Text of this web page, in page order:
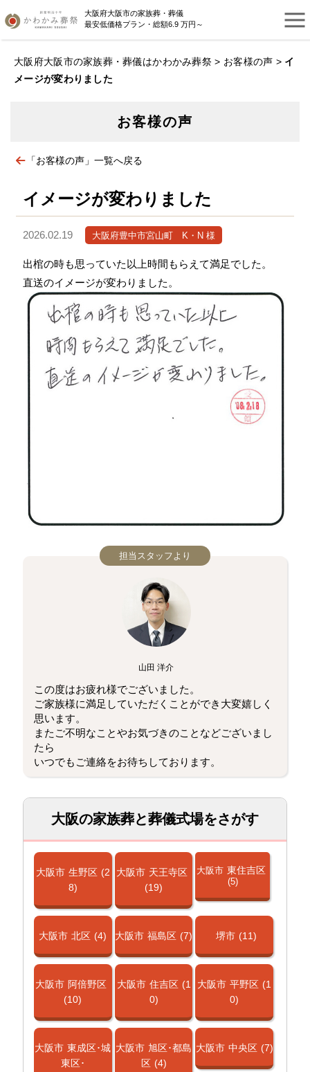
大阪府大阪市の家族葬・葬儀
最安低価格プラン・総額6.9 万円～
大阪府大阪市の家族葬・葬儀はかわかみ葬祭 > お客様の声 > イ
メージが変わりました
お客様の声
「お客様の声」一覧へ戻る
イメージが変わりました
2026.02.19 大阪府豊中市宮山町 K・N 様
出棺の時も思っていた以上時間もらえて満足でした。
直送のイメージが変わりました。
担当スタッフより
山田 洋介
この度はお疲れ様でございました。
ご家族様に満足していただくことができ大変嬉しく
思います。
またご不明なことやお気づきのことなどございまし
たら
いつでもご連絡をお待ちしております。
大阪の家族葬と葬儀式場をさがす
大阪市 生野区 (2
8)
大阪市 天王寺区
(19)
大阪市 東住吉区
(5)
大阪市 北区 (4) 大阪市 福島区 (7) 堺市 (11)
大阪市 阿倍野区
(10)
大阪市 住吉区 (1
0)
大阪市 平野区 (1
0)
大阪市 東成区･城
東区･
大阪市 旭区･都島
区 (4)
大阪市 中央区 (7)